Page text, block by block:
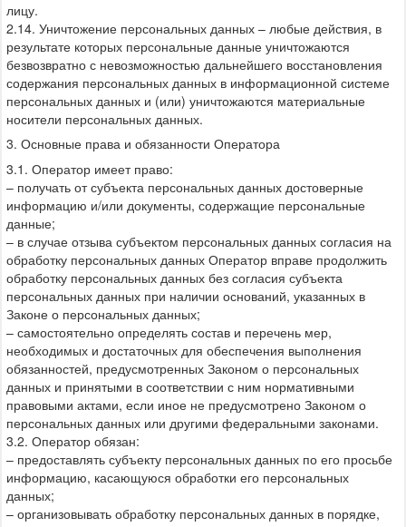
лицу.
2.14. Уничтожение персональных данных – любые действия, в
результате которых персональные данные уничтожаются
безвозвратно с невозможностью дальнейшего восстановления
содержания персональных данных в информационной системе
персональных данных и (или) уничтожаются материальные
носители персональных данных.
3. Основные права и обязанности Оператора
3.1. Оператор имеет право:
– получать от субъекта персональных данных достоверные
информацию и/или документы, содержащие персональные
данные;
– в случае отзыва субъектом персональных данных согласия на
обработку персональных данных Оператор вправе продолжить
обработку персональных данных без согласия субъекта
персональных данных при наличии оснований, указанных в
Законе о персональных данных;
– самостоятельно определять состав и перечень мер,
необходимых и достаточных для обеспечения выполнения
обязанностей, предусмотренных Законом о персональных
данных и принятыми в соответствии с ним нормативными
правовыми актами, если иное не предусмотрено Законом о
персональных данных или другими федеральными законами.
3.2. Оператор обязан:
– предоставлять субъекту персональных данных по его просьбе
информацию, касающуюся обработки его персональных
данных;
– организовывать обработку персональных данных в порядке,